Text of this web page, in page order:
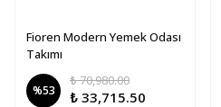
Fioren Modern Yemek Odası
Takımı
%53
₺ 70,980.00
₺ 33,715.50